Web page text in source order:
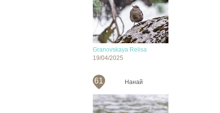
Granovskaya Relisa
19/04/2025
61 Нанай